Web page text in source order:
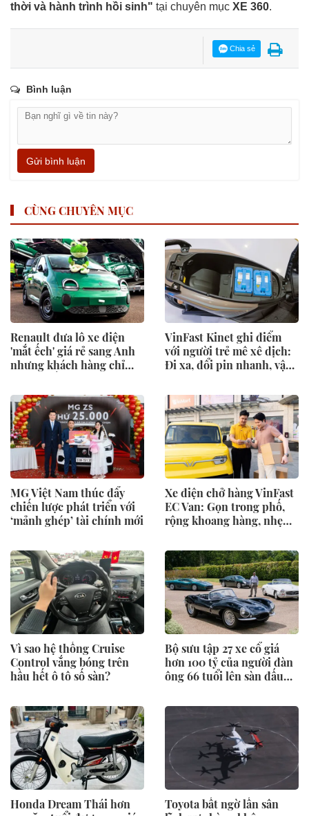
thời và hành trình hồi sinh" tại chuyên mục XE 360.
Chia sẻ
Bình luận
Gửi bình luận
CÙNG CHUYÊN MỤC
Renault đưa lô xe điện
'mắt ếch' giá rẻ sang Anh
nhưng khách hàng chỉ
VinFast Kinet ghi điểm
với người trẻ mê xê dịch:
Đi xa, đổi pin nhanh, vận
MG Việt Nam thúc đẩy
chiến lược phát triển với
‘mảnh ghép’ tài chính mới
Xe điện chở hàng VinFast
EC Van: Gọn trong phố,
rộng khoang hàng, nhẹ
Vì sao hệ thống Cruise
Control vắng bóng trên
hầu hết ô tô số sàn?
Bộ sưu tập 27 xe cổ giá
hơn 100 tỷ của người đàn
ông 66 tuổi lên sàn đấu
Honda Dream Thái hơn
Toyota bất ngờ lấn sân